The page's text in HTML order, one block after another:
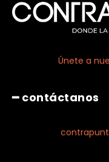
Únete a
━ contáctanos